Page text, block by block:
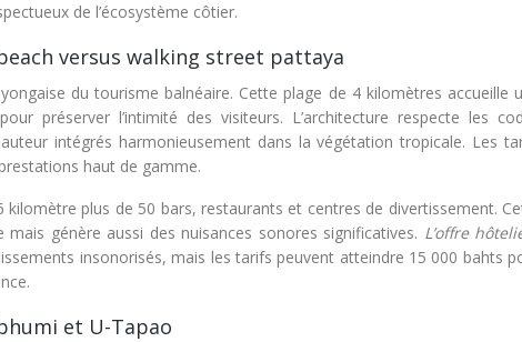
de l’écosystème côtier.
versus walking street pattaya
du tourisme balnéaire. Cette plage de 4 kilomètres accueille
préserver l’intimité des visiteurs. L’architecture respecte les
intégrés harmonieusement dans la végétation tropicale. Les
haut de gamme.
kilomètre plus de 50 bars, restaurants et centres de divertissement.
génère aussi des nuisances sonores significatives. L’offre
insonorisés, mais les tarifs peuvent atteindre 15 000 bahts
et U-Tapao